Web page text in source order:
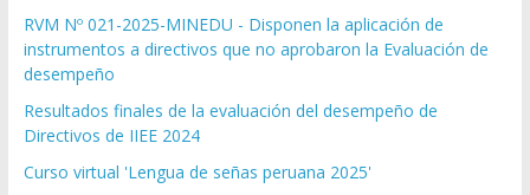
RVM Nº 021-2025-MINEDU - Disponen la aplicación de
instrumentos a directivos que no aprobaron la Evaluación de
desempeño
Resultados finales de la evaluación del desempeño de
Directivos de IIEE 2024
Curso virtual 'Lengua de señas peruana 2025'